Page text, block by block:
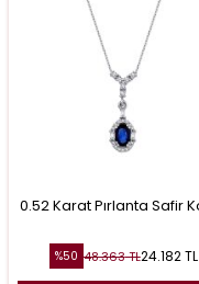
0.52 Karat Pırlanta Safir
%50 48.363TL24.182TL